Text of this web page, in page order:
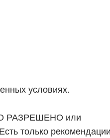
условиях.
РАЗРЕШЕНО или
только рекомендации